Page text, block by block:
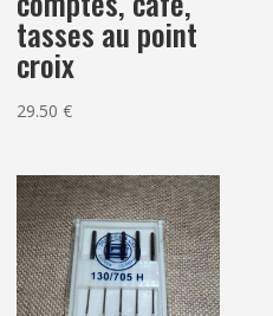
tasses au point
croix
29.50€